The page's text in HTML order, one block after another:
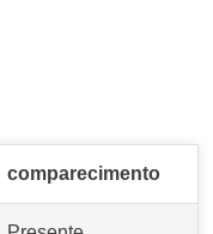
comparecimento